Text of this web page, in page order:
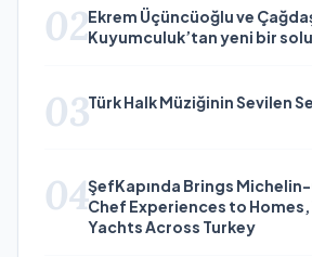
02Ekrem Üçüncüoğlu ve
Kuyumculuk’tan yeni bir
03Türk Halk Müziğinin Sevilen
04ŞefKapında Brings
Chef Experiences to Homes,
Yachts Across Turkey